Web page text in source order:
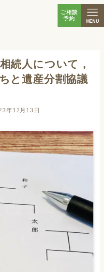
ご相談
予約 MENU
続人について，
と遺産分割協議
年12月13日